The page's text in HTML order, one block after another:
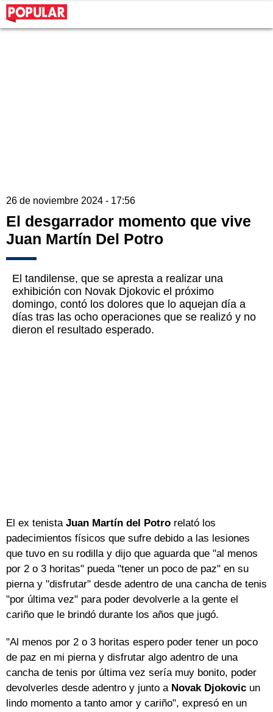
26 de noviembre 2024 - 17:56
El desgarrador momento que vive
Juan Martín Del Potro
El tandilense, que se apresta a realizar una
exhibición con Novak Djokovic el próximo
domingo, contó los dolores que lo aquejan día a
días tras las ocho operaciones que se realizó y no
dieron el resultado esperado.
El ex tenista Juan Martín del Potro relató los
padecimientos físicos que sufre debido a las lesiones
que tuvo en su rodilla y dijo que aguarda que "al menos
por 2 o 3 horitas" pueda "tener un poco de paz" en su
pierna y "disfrutar" desde adentro de una cancha de tenis
"por última vez" para poder devolverle a la gente el
cariño que le brindó durante los años que jugó.
"Al menos por 2 o 3 horitas espero poder tener un poco
de paz en mi pierna y disfrutar algo adentro de una
cancha de tenis por última vez sería muy bonito, poder
devolverles desde adentro y junto a Novak Djokovic un
lindo momento a tanto amor y cariño", expresó en un